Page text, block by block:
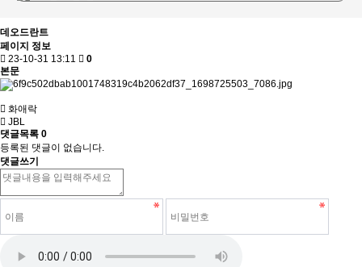
데오드란트
페이지 정보
23-10-31 13:11
0
본문
화애락
JBL
댓글목록 0
등록된 댓글이 없습니다.
댓글쓰기